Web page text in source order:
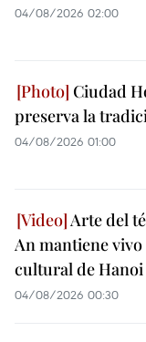
04/08/2026 02:00
Ciudad
preserva la
04/08/2026 01:00
Arte del
An mantiene
cultural de Hanoi
04/08/2026 00:30